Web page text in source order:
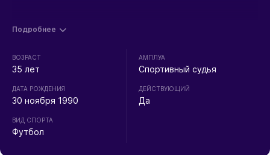
Подробнее
ВОЗРАСТ
35 лет
ДАТА РОЖДЕНИЯ
30 ноября 1990
ВИД СПОРТА
Футбол
АМПЛУА
Спортивный судья
ДЕЙСТВУЮЩИЙ
Да